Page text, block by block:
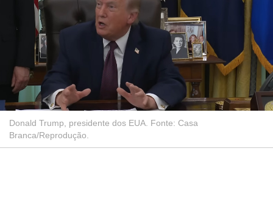
Donald Trump, presidente dos EUA. Fonte: Casa
Branca/Reprodução.